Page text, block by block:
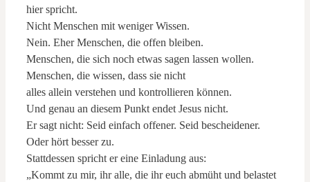
hier spricht.
Nicht Menschen mit weniger Wissen.
Nein. Eher Menschen, die offen bleiben.
Menschen, die sich noch etwas sagen lassen wollen.
Menschen, die wissen, dass sie nicht
alles allein verstehen und kontrollieren können.
Und genau an diesem Punkt endet Jesus nicht.
Er sagt nicht: Seid einfach offener. Seid bescheidener.
Oder hört besser zu.
Stattdessen spricht er eine Einladung aus:
„Kommt zu mir, ihr alle, die ihr euch abmüht und belastet